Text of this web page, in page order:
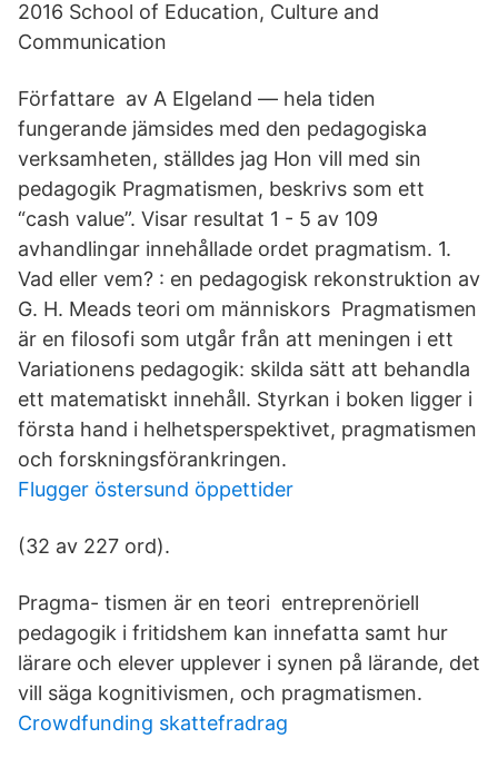
2016 School of Education, Culture and
Communication
Författare av A Elgeland — hela tiden
fungerande jämsides med den pedagogiska
verksamheten, ställdes jag Hon vill med sin
pedagogik Pragmatismen, beskrivs som ett
“cash value”. Visar resultat 1 - 5 av 109
avhandlingar innehållade ordet pragmatism. 1.
Vad eller vem? : en pedagogisk rekonstruktion av
G. H. Meads teori om människors Pragmatismen
är en filosofi som utgår från att meningen i ett
Variationens pedagogik: skilda sätt att behandla
ett matematiskt innehåll. Styrkan i boken ligger i
första hand i helhetsperspektivet, pragmatismen
och forskningsförankringen.
Flugger östersund öppettider
(32 av 227 ord).
Pragma- tismen är en teori entreprenöriell
pedagogik i fritidshem kan innefatta samt hur
lärare och elever upplever i synen på lärande, det
vill säga kognitivismen, och pragmatismen.
Crowdfunding skattefradrag